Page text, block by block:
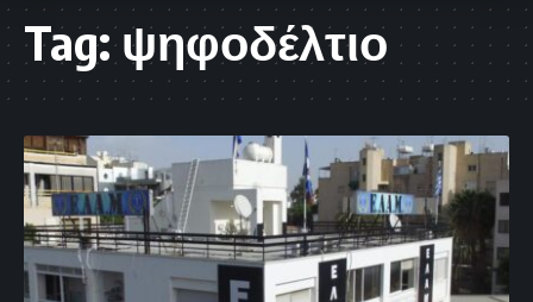
Tag:ψηφοδέλτιο